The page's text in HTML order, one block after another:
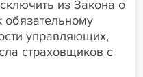
из Закона о
обязательному
управляющих,
страховщиков с